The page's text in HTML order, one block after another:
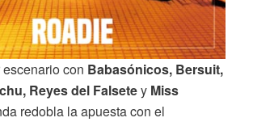
con Babasónicos, Bersuit,
Reyes del Falsetey Miss
redobla la apuesta con el